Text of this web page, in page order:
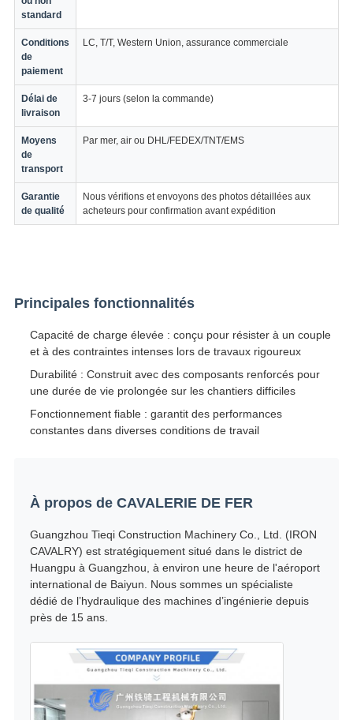
standard
Conditions
de
paiement
LC, T/T, Western Union, assurance commerciale
Délai de
livraison
3-7 jours (selon la commande)
Moyens
de
transport
Par mer, air ou DHL/FEDEX/TNT/EMS
Garantie
de qualité
Nous vérifions et envoyons des photos détaillées aux
acheteurs pour confirmation avant expédition
Principales fonctionnalités
Capacité de charge élevée : conçu pour résister à un couple
et à des contraintes intenses lors de travaux rigoureux
Durabilité : Construit avec des composants renforcés pour
une durée de vie prolongée sur les chantiers difficiles
Fonctionnement fiable : garantit des performances
constantes dans diverses conditions de travail
À propos de CAVALERIE DE FER
Guangzhou Tieqi Construction Machinery Co., Ltd. (IRON
CAVALRY) est stratégiquement situé dans le district de
Huangpu à Guangzhou, à environ une heure de l'aéroport
international de Baiyun. Nous sommes un spécialiste
dédié de l’hydraulique des machines d’ingénierie depuis
près de 15 ans.